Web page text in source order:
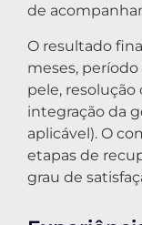
de
O resultado
meses,
pele,
integração da
aplicável). O
etapas de
grau de